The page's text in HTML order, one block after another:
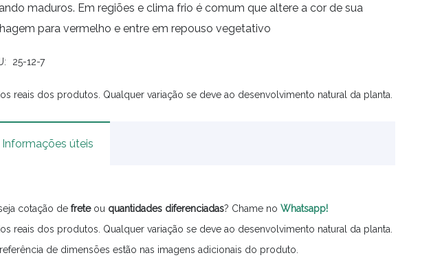
maduros. Em regiões e clima frio é comum que altere a cor de sua
para vermelho e entre em repouso vegetativo
25-12-7
reais dos produtos. Qualquer variação se deve ao desenvolvimento natural da planta.
Informações úteis
cotação de freteou quantidades diferenciadas? Chame no Whatsapp!
reais dos produtos. Qualquer variação se deve ao desenvolvimento natural da planta.
de dimensões estão nas imagens adicionais do produto.